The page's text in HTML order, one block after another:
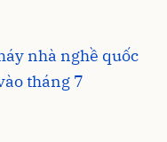
nhà nghề quốc
tháng 7